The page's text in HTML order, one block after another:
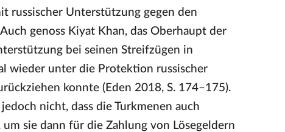
russischer Unterstützung gegen den
genoss Kiyat Khan, das Oberhaupt der
bei seinen Streifzügen in
wieder unter die Protektion russischer
konnte (Eden 2018, S. 174–175).
nicht, dass die Turkmenen auch
sie dann für die Zahlung von Lösegeldern